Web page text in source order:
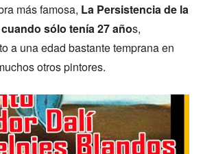
más famosa, La Persistencia de la
sólo tenía 27 años,
a una edad bastante temprana en
otros pintores.